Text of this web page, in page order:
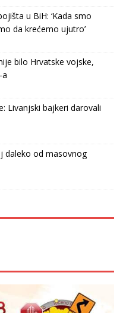
u BiH: ‘Kada smo
da krećemo ujutro’
bilo Hrvatske vojske,
a
Livanjski bajkeri darovali
daleko od masovnog